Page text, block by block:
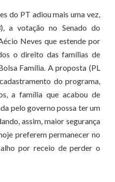
do PT adiou mais uma vez,
a votação no Senado do
Neves que estende por
o direito das famílias de
Família. A proposta (PL
do programa,
a família que acabou de
pelo governo possa ter um
assim, maior segurança
preferem permanecer no
por receio de perder o